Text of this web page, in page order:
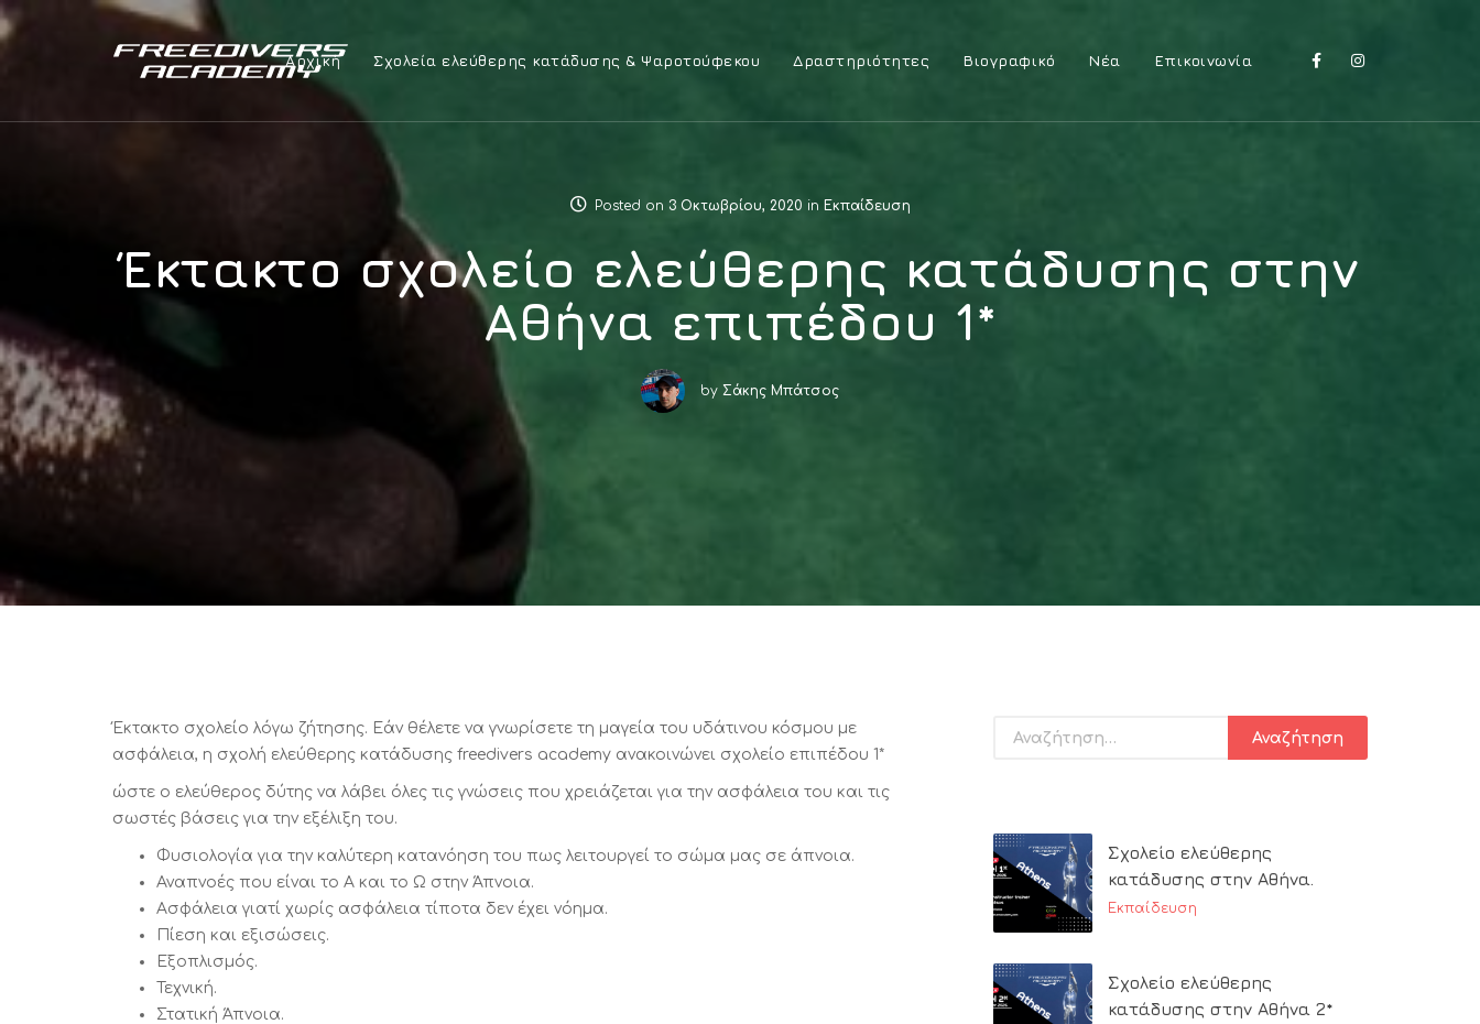
Αρχική Σχολεία ελεύθερης κατάδυσης & Ψαροτούφεκου Δραστηριότητες Βιογραφικό Νέα Επικοινωνία
Posted on 3 Οκτωβρίου, 2020 in Εκπαίδευση
Έκτακτο σχολείο ελεύθερης κατάδυσης στην
Αθήνα επιπέδου 1*
by Σάκης Μπάτσος
Έκτακτο σχολείο λόγω ζήτησης. Εάν θέλετε να γνωρίσετε τη μαγεία του υδάτινου κόσμου με
ασφάλεια, η σχολή ελεύθερης κατάδυσης freedivers academy ανακοινώνει σχολείο επιπέδου 1*
ώστε ο ελεύθερος δύτης να λάβει όλες τις γνώσεις που χρειάζεται για την ασφάλεια του και τις
σωστές βάσεις για την εξέλιξη του.
Φυσιολογία για την καλύτερη κατανόηση του πως λειτουργεί το σώμα μας σε άπνοια.
Αναπνοές που είναι το Α και το Ω στην Άπνοια.
Ασφάλεια γιατί χωρίς ασφάλεια τίποτα δεν έχει νόημα.
Πίεση και εξισώσεις.
Εξοπλισμός.
Τεχνική.
Στατική Άπνοια.
Σχολείο ελεύθερης
κατάδυσης στην Αθήνα.
Εκπαίδευση
Σχολείο ελεύθερης
κατάδυσης στην Αθήνα 2*